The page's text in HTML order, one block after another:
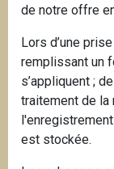
de notre offre
Lors d’une
remplissant un
s’appliquent ;
traitement de la
est stockée.